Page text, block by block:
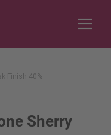
Finish 40%
Sherry